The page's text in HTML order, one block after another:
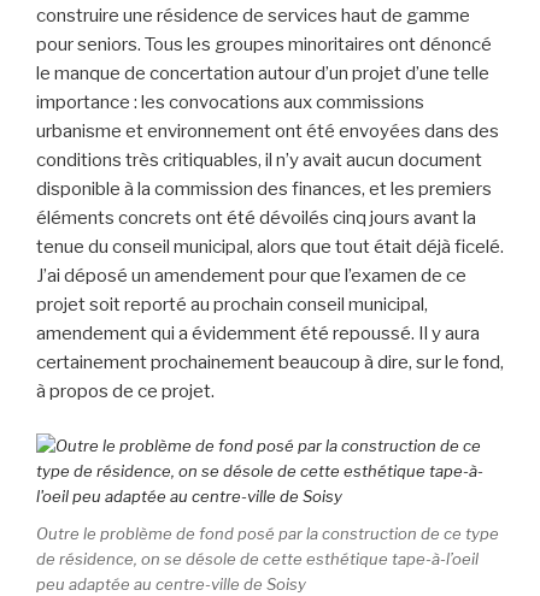
construire une résidence de services haut de gamme
pour seniors. Tous les groupes minoritaires ont dénoncé
le manque de concertation autour d’un projet d’une telle
importance : les convocations aux commissions
urbanisme et environnement ont été envoyées dans des
conditions très critiquables, il n’y avait aucun document
disponible à la commission des finances, et les premiers
éléments concrets ont été dévoilés cinq jours avant la
tenue du conseil municipal, alors que tout était déjà ficelé.
J’ai déposé un amendement pour que l’examen de ce
projet soit reporté au prochain conseil municipal,
amendement qui a évidemment été repoussé. Il y aura
certainement prochainement beaucoup à dire, sur le fond,
à propos de ce projet.
Outre le problème de fond posé par la construction de ce type
de résidence, on se désole de cette esthétique tape-à-l’oeil
peu adaptée au centre-ville de Soisy